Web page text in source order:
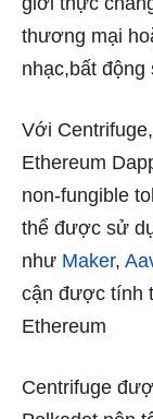
thương mại
nhạc,bất động
Với
Ethereum
non-fungible
thể được sử
như Maker,
cận được tính
Ethereum
Centrifuge